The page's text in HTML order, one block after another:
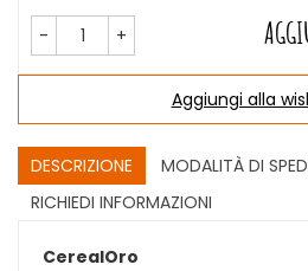
- +
Aggiungi alla
DESCRIZIONE
MODALITÀ DI
RICHIEDI INFORMAZIONI
CerealOro